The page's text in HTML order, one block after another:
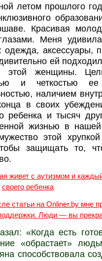
летом прошлого
Красивая
Меня удивила
одежда, аксессуары,
ей
этой женщины.
и четкостью
наличием
в своих
ребенка и тысяч
жизнью в нашей
этой
защищать то,
живет с аутизмом и
своего ребенка
статьи на Onliner.by мне
Люди — вы
«Когда есть
«обрастает»
способствовала